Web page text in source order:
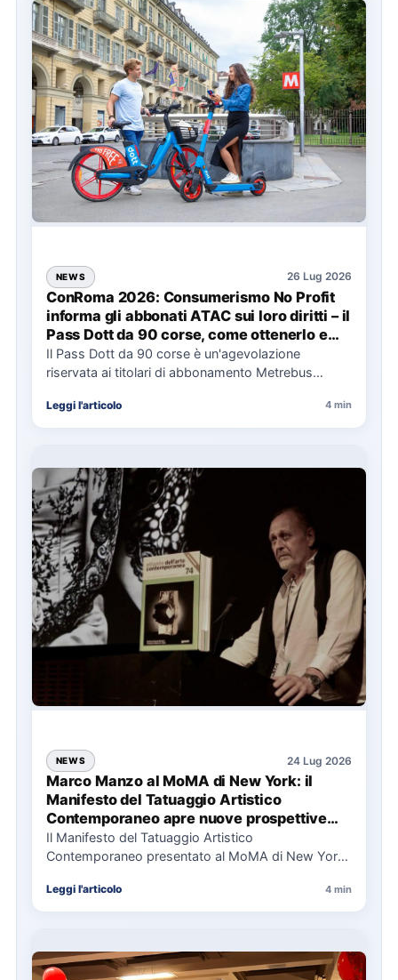
NEWS 26 Lug 2026
ConRoma 2026: Consumerismo No Profit
informa gli abbonati ATAC sui loro diritti – il
Pass Dott da 90 corse, come ottenerlo e
cosa spetta in caso di disservizi
Il Pass Dott da 90 corse è un'agevolazione
riservata ai titolari di abbonamento Metrebus
Leggi l'articolo 4 min
NEWS 24 Lug 2026
Marco Manzo al MoMA di New York: il
Manifesto del Tatuaggio Artistico
Contemporaneo apre nuove prospettive
per il collezionismo
Il Manifesto del Tatuaggio Artistico
Contemporaneo presentato al MoMA di New York
Leggi l'articolo 4 min